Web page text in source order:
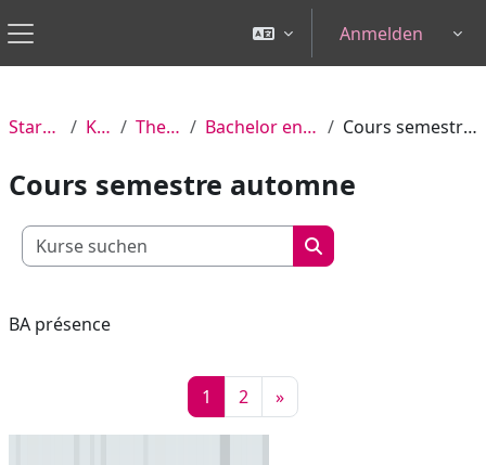
Website-Übersicht
Anmelden
Startseite Kurse Theology Bachelor en présence Cours semestre automne
Cours semestre automne
Kurse suchen
Kurse suchen
BA présence
1 Seite 1
2 Seite 2
»Nächste Seite